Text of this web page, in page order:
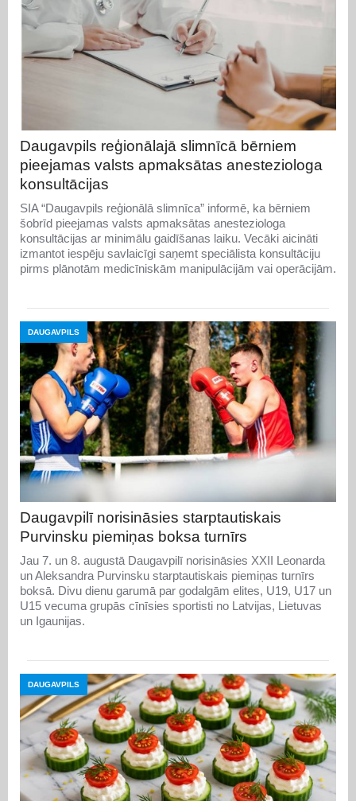
Daugavpils reģionālajā slimnīcā bērniem
pieejamas valsts apmaksātas anesteziologa
konsultācijas
SIA “Daugavpils reģionālā slimnīca” informē, ka bērniem
šobrīd pieejamas valsts apmaksātas anesteziologa
konsultācijas ar minimālu gaidīšanas laiku. Vecāki aicināti
izmantot iespēju savlaicīgi saņemt speciālista konsultāciju
pirms plānotām medicīniskām manipulācijām vai operācijām.
DAUGAVPILS
Daugavpilī norisināsies starptautiskais
Purvinsku piemiņas boksa turnīrs
Jau 7. un 8. augustā Daugavpilī norisināsies XXII Leonarda
un Aleksandra Purvinsku starptautiskais piemiņas turnīrs
boksā. Divu dienu garumā par godalgām elites, U19, U17 un
U15 vecuma grupās cīnīsies sportisti no Latvijas, Lietuvas
un Igaunijas.
DAUGAVPILS